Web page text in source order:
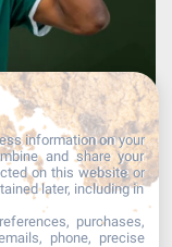
folgen
information on your
and share your
on this website or
later, including in
purchases,
phone, precise